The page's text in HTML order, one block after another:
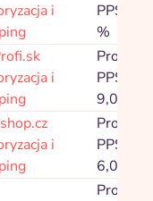
i
PPS
%
i
Prowizja
PPS
9,00 %
i
Prowizja
PPS
6,00 %
Prowizja